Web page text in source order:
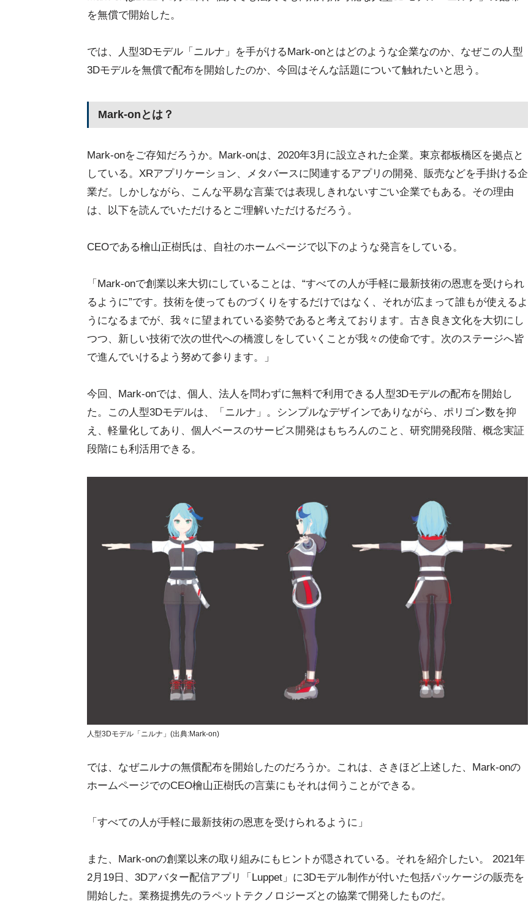
を無償で開始した。
では、人型3Dモデル「ニルナ」を手がけるMark-onとはどのような企業なのか、なぜこの人型
3Dモデルを無償で配布を開始したのか、今回はそんな話題について触れたいと思う。
Mark-onとは？
Mark-onをご存知だろうか。Mark-onは、2020年3月に設立された企業。東京都板橋区を拠点と
している。XRアプリケーション、メタバースに関連するアプリの開発、販売などを手掛ける企
業だ。しかしながら、こんな平易な言葉では表現しきれないすごい企業でもある。その理由
は、以下を読んでいただけるとご理解いただけるだろう。
CEOである檜山正樹氏は、自社のホームページで以下のような発言をしている。
「Mark-onで創業以来大切にしていることは、“すべての人が手軽に最新技術の恩恵を受けられ
るように”です。技術を使ってものづくりをするだけではなく、それが広まって誰もが使えるよ
うになるまでが、我々に望まれている姿勢であると考えております。古き良き文化を大切にし
つつ、新しい技術で次の世代への橋渡しをしていくことが我々の使命です。次のステージへ皆
で進んでいけるよう努めて参ります。」
今回、Mark-onでは、個人、法人を問わずに無料で利用できる人型3Dモデルの配布を開始し
た。この人型3Dモデルは、「ニルナ」。シンプルなデザインでありながら、ポリゴン数を抑
え、軽量化してあり、個人ベースのサービス開発はもちろんのこと、研究開発段階、概念実証
段階にも利活用できる。
人型3Dモデル「ニルナ」(出典:Mark-on)
では、なぜニルナの無償配布を開始したのだろうか。これは、さきほど上述した、Mark-onの
ホームページでのCEO檜山正樹氏の言葉にもそれは伺うことができる。
「すべての人が手軽に最新技術の恩恵を受けられるように」
また、Mark-onの創業以来の取り組みにもヒントが隠されている。それを紹介したい。 2021年
2月19日、3Dアバター配信アプリ「Luppet」に3Dモデル制作が付いた包括パッケージの販売を
開始した。業務提携先のラペットテクノロジーズとの協業で開発したものだ。